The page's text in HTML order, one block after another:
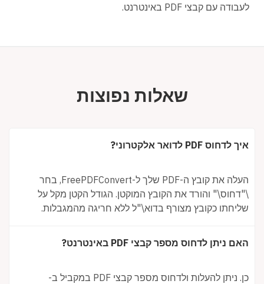
לעבודה עם קבצי PDF באינטרנט.
שאלות נפוצות
איך לדחוס PDF לדואר אלקטרוני?
העלה את קובץ ה-PDF שלך ל-FreePDFConvert, בחר
\"דחוס\" והורד את הקובץ המוקטן. הגודל הקטן מקל על
שליחתו כקובץ מצורף בדוא\"ל ללא חריגה מהמגבלות.
האם ניתן לדחוס מספר קבצי PDF באינטרנט?
כן. ניתן להעלות ולדחוס מספר קבצי PDF במקביל ב-